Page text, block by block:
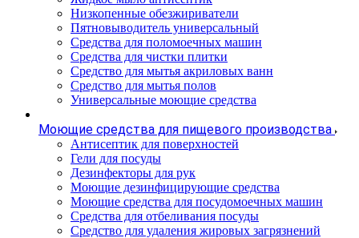
Низкопенные обезжириватели
Пятновыводитель универсальный
Средства для поломоечных машин
Средства для чистки плитки
Средство для мытья акриловых ванн
Средство для мытья полов
Универсальные моющие средства
Моющие средства для пищевого производства
Антисептик для поверхностей
Гели для посуды
Дезинфекторы для рук
Моющие дезинфицирующие средства
Моющие средства для посудомоечных машин
Средства для отбеливания посуды
Средство для удаления жировых загрязнений